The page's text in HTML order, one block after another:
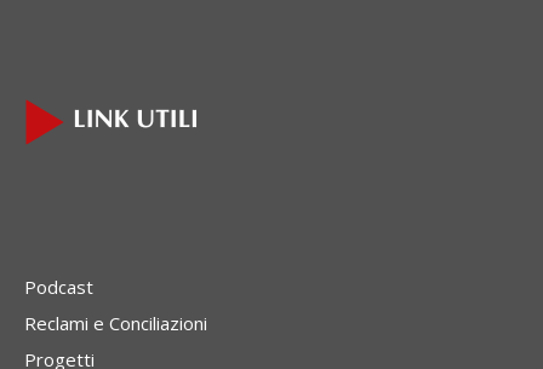
Podcast
Reclami e Conciliazioni
Progetti